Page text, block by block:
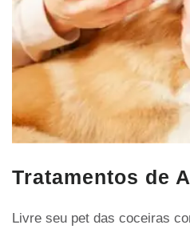
Tratamentos de
Livre seu pet das coceiras